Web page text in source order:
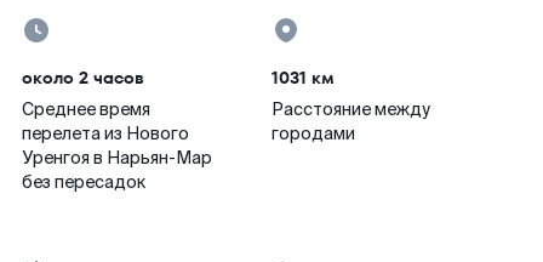
около 2 часов
Среднее время
перелета из Нового
Уренгоя в Нарьян-Мар
без пересадок
1031 км
Расстояние между
городами